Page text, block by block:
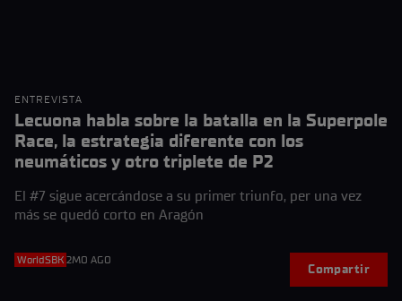
ENTREVISTA
Lecuona habla sobre la batalla en la Superpole
Race, la estrategia diferente con los
neumáticos y otro triplete de P2
El #7 sigue acercándose a su primer triunfo, per una vez
más se quedó corto en Aragón
WorldSBK 2MO AGO
Compartir